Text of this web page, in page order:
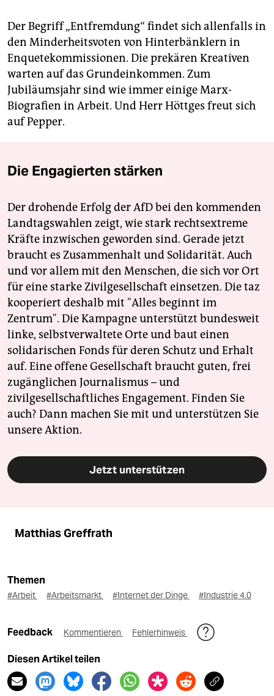
Der Begriff „Entfremdung“ findet sich allenfalls in
den Minderheitsvoten von Hinterbänklern in
Enquetekommissionen. Die prekären Kreativen
warten auf das Grundeinkommen. Zum
Jubiläumsjahr sind wie immer einige Marx-
Biografien in Arbeit. Und Herr Höttges freut sich
auf Pepper.
Die Engagierten stärken
Der drohende Erfolg der AfD bei den kommenden
Landtagswahlen zeigt, wie stark rechtsextreme
Kräfte inzwischen geworden sind. Gerade jetzt
braucht es Zusammenhalt und Solidarität. Auch
und vor allem mit den Menschen, die sich vor Ort
für eine starke Zivilgesellschaft einsetzen. Die taz
kooperiert deshalb mit "Alles beginnt im
Zentrum". Die Kampagne unterstützt bundesweit
linke, selbstverwaltete Orte und baut einen
solidarischen Fonds für deren Schutz und Erhalt
auf. Eine offene Gesellschaft braucht guten, frei
zugänglichen Journalismus – und
zivilgesellschaftliches Engagement. Finden Sie
auch? Dann machen Sie mit und unterstützen Sie
unsere Aktion.
Jetzt unterstützen
Matthias Greffrath
Themen
#Arbeit #Arbeitsmarkt #Internet der Dinge #Industrie 4.0
Feedback Kommentieren Fehlerhinweis
Diesen Artikel teilen